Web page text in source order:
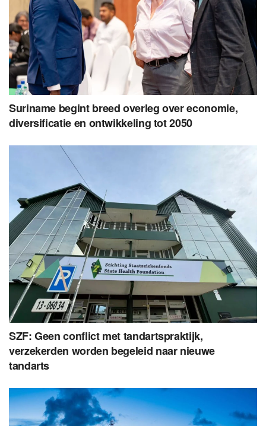
Suriname begint breed overleg over economie,
diversificatie en ontwikkeling tot 2050
SZF: Geen conflict met tandartspraktijk,
verzekerden worden begeleid naar nieuwe
tandarts